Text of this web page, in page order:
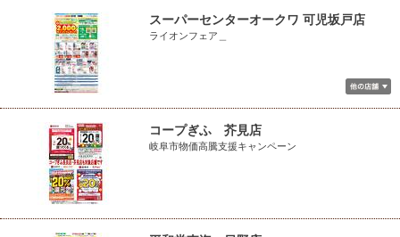
スーパーセンターオークワ 可児坂戸店
ライオンフェア＿
コープぎふ 芥見店
岐阜市物価高騰支援キャンペーン